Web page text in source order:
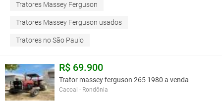
Tratores Massey Ferguson
Tratores Massey Ferguson usados
Tratores no São Paulo
R$ 69.900
Trator massey ferguson 265 1980 a venda
Cacoal - Rondônia